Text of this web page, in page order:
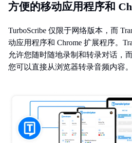
方便的移动应用程序和
TurboScribe 仅限于网络版本，而
动应用程序和 Chrome 扩展程序。
允许您随时随地录制和转录对话，
您可以直接从浏览器转录音频内容。